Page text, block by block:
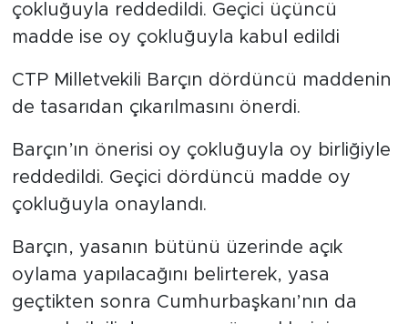
çokluğuyla reddedildi. Geçici üçüncü
madde ise oy çokluğuyla kabul edildi
CTP Milletvekili Barçın dördüncü maddenin
de tasarıdan çıkarılmasını önerdi.
Barçın’ın önerisi oy çokluğuyla oy birliğiyle
reddedildi. Geçici dördüncü madde oy
çokluğuyla onaylandı.
Barçın, yasanın bütünü üzerinde açık
oylama yapılacağını belirterek, yasa
geçtikten sonra Cumhurbaşkanı’nın da